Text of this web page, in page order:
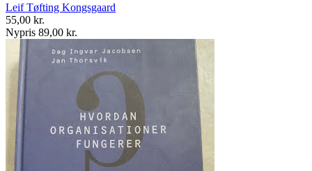
Leif Tøfting Kongsgaard
55,00 kr.
Nypris 89,00 kr.